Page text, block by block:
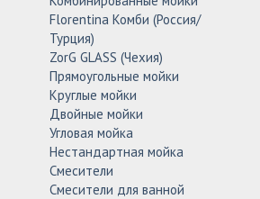
Florentina Комби (Россия/
Турция)
ZorG GLASS (Чехия)
Прямоугольные мойки
Круглые мойки
Двойные мойки
Угловая мойка
Нестандартная мойка
Смесители
Смесители для ванной